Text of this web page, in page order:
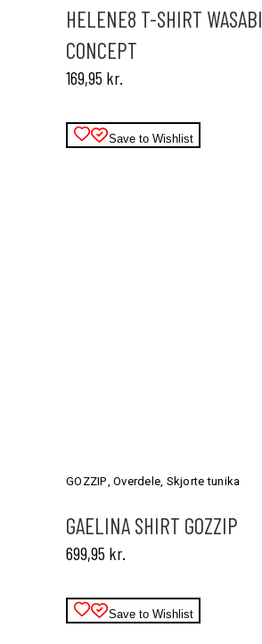
varianter.
Mulighederne
vælges
HELENE8 T-SHIRT WASABI
CONCEPT
169,95 kr.
Save to Wishlist
varianter.
Mulighederne
kan
varesiden
GOZZIP,Overdele, Skjorte tunika
GAELINA SHIRT GOZZIP
699,95 kr.
Save to Wishlist